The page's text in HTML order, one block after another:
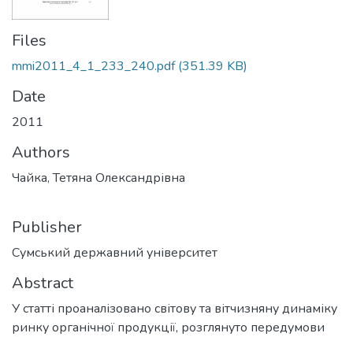
Files
mmi2011_4_1_233_240.pdf(351.39 KB)
Date
2011
Authors
Чайка, Тетяна Олександрівна
Publisher
Сумський державний університет
Abstract
У статті проаналізовано світову та вітчизняну динаміку
ринку органічної продукції, розглянуто передумови